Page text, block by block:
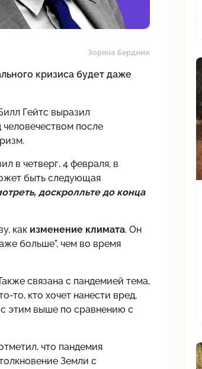
Зоряна Бердник
кризиса будет даже
Гейтс выразил
после
в четверг, 4 февраля, в
быть следующая
доскролльте до конца
как изменение климата. Он
больше", чем во время
связана с пандемией тема,
то, кто хочет нанести вред,
с этим выше по сравнению с
что пандемия
Земли с